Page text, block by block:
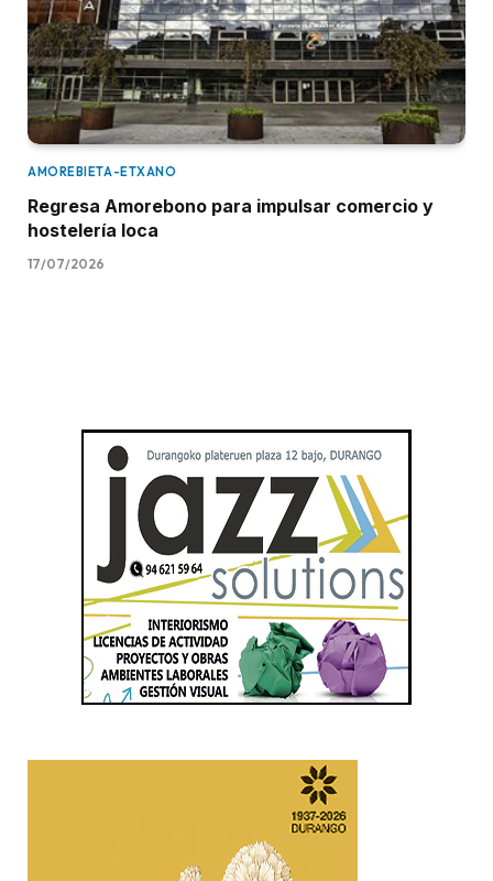
AMOREBIETA-ETXANO
Regresa Amorebono para impulsar comercio y
hostelería loca
17/07/2026